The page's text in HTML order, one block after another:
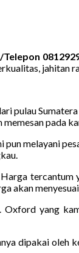
jahitan
pada
melayani
akan
yang
dipakai oleh